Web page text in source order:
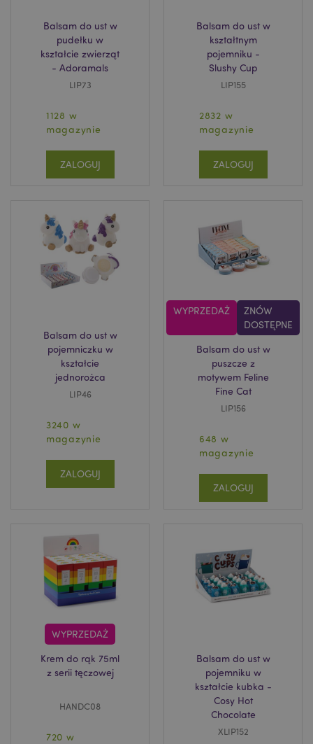
Balsam do ust w
pudełku w
kształcie zwierząt
- Adoramals
LIP73
1128 w
magazynie
ZALOGUJ
Balsam do ust w
kształtnym
pojemniku -
Slushy Cup
LIP155
2832 w
magazynie
ZALOGUJ
Balsam do ust w
pojemniczku w
kształcie
jednorożca
LIP46
3240 w
magazynie
ZALOGUJ
WYPRZEDAŻ
ZNÓW
DOSTĘPNE
Balsam do ust w
puszcze z
motywem Feline
Fine Cat
LIP156
648 w
magazynie
ZALOGUJ
WYPRZEDAŻ
Krem do rąk 75ml
z serii tęczowej
HANDC08
720 w
Balsam do ust w
pojemniku w
kształcie kubka -
Cosy Hot
Chocolate
XLIP152